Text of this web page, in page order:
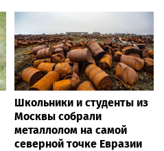
Школьники и студенты из
Москвы собрали
металлолом на самой
северной точке Евразии